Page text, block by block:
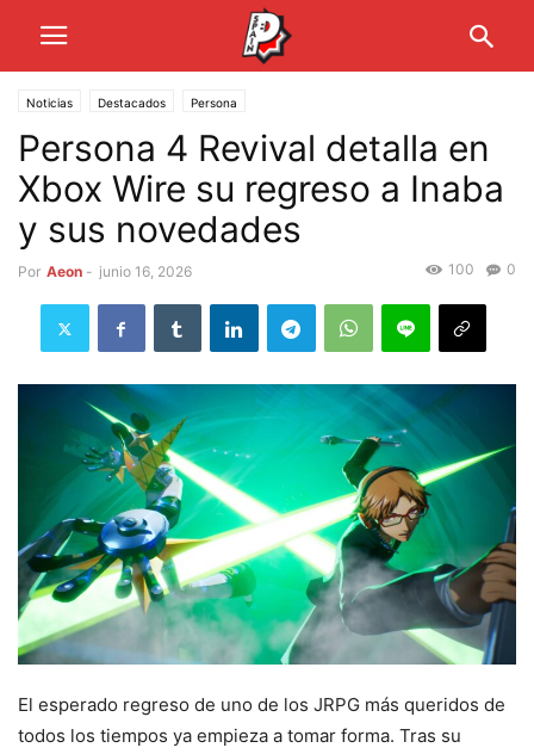
Noticias Destacados Persona
Persona 4 Revival detalla en
Xbox Wire su regreso a Inaba
y sus novedades
Por Aeon - junio 16, 2026 0
100
El esperado regreso de uno de los JRPG más queridos de
todos los tiempos ya empieza a tomar forma. Tras su